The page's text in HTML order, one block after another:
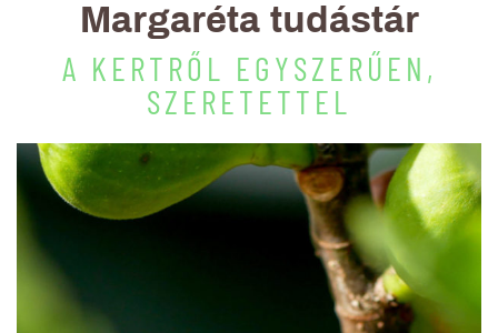
Margaréta tudástár
A KERTRŐL EGYSZERŰEN,
SZERETETTEL